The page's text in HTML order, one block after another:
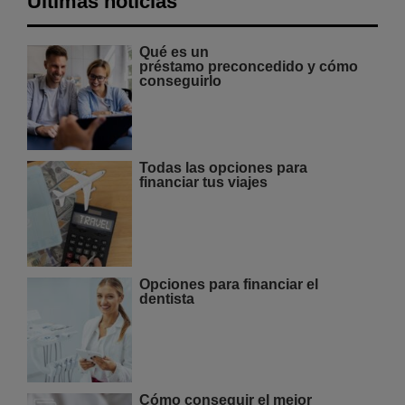
Qué es un
préstamo preconcedido y cómo
conseguirlo
Todas las opciones para
financiar tus viajes
Opciones para financiar el
dentista
Cómo conseguir el mejor